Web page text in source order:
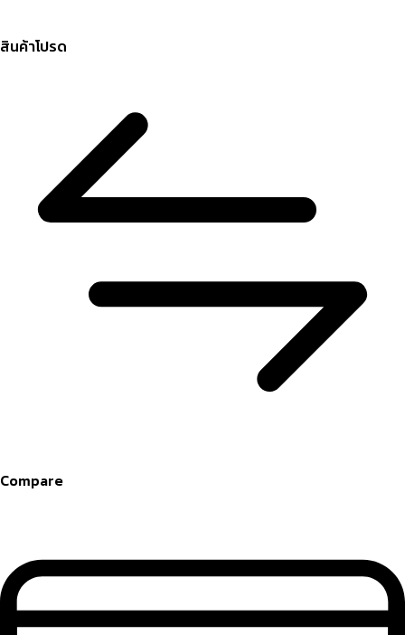
สินค้าโปรด
Compare